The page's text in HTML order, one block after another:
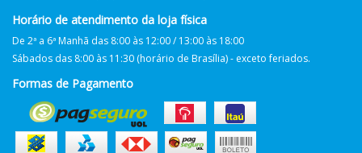
Horário de atendimento da loja física
De 2ª a 6ª Manhã das 8:00 às 12:00 / 13:00 às 18:00
Sábados das 8:00 às 11:30 (horário de Brasília) - exceto feriados.
Formas de Pagamento